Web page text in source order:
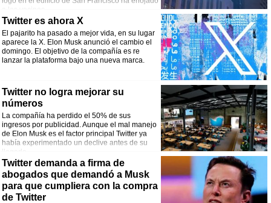
a los vecinos.
Twitter es ahora X
El pajarito ha pasado a mejor vida, en su lugar
aparece la X. Elon Musk anunció el cambio el
domingo. El objetivo de la compañía es re
lanzar la plataforma bajo una nueva marca.
Twitter no logra mejorar su
números
La compañía ha perdido el 50% de sus
ingresos por publicidad. Aunque el mal manejo
de Elon Musk es el factor principal Twitter ya
había experimentado un declive antes de su
llegada.
Twitter demanda a firma de
abogados que demandó a Musk
para que cumpliera con la compra
de Twitter